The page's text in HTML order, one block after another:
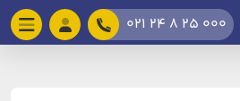
021 24 8 25 000